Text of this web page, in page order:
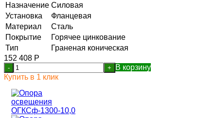
Назначение Силовая
Установка
Фланцевая
Материал
Сталь
Покрытие
Горячее цинкование
Тип
Граненая коническая
152 408 Р
- +
В корзину
Купить в 1 клик